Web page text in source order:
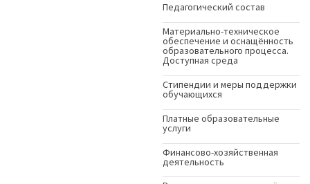
Педагогический состав
Материально-техническое
обеспечение и оснащённость
образовательного процесса.
Доступная среда
Стипендии и меры поддержки
обучающихся
Платные образовательные
услуги
Финансово-хозяйственная
деятельность